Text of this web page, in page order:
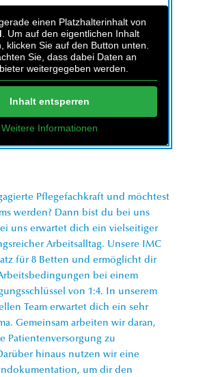
einen Platzhalterinhalt von
. Um auf den eigentlichen Inhalt
klicken Sie auf den Button unten.
Sie, dass dabei Daten an
weitergegeben werden.
Inhalt entsperren
Weitere Informationen
Pflegefachkraft und möchtest
werden? Dann bist du bei uns
uns erwartet dich ein vielseitiger
Arbeitsalltag. Unsere IMC
für 8 Betten und ermöglicht dir
bei einem
von 1:4. In unserem
Team erwartet dich ein sehr
Gemeinsam arbeiten wir daran,
Patientenversorgung zu
hinaus nutzen wir eine
um dir den